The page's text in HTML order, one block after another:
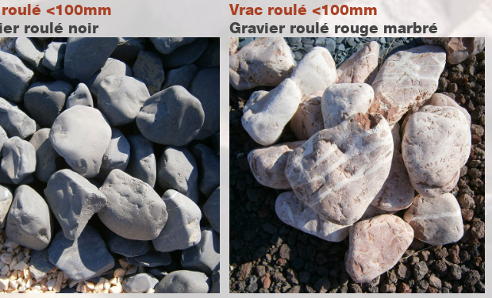
<100mm
roulé noir
Vrac roulé <100mm
Gravier roulé rouge marbré